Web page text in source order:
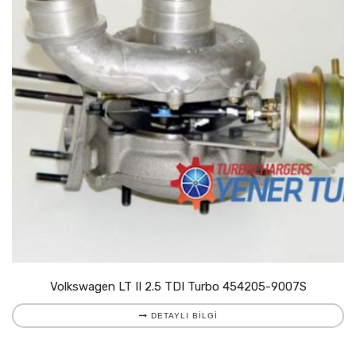
Volkswagen LT II 2.5 TDI Turbo 454205-9007S
DETAYLI BILGI